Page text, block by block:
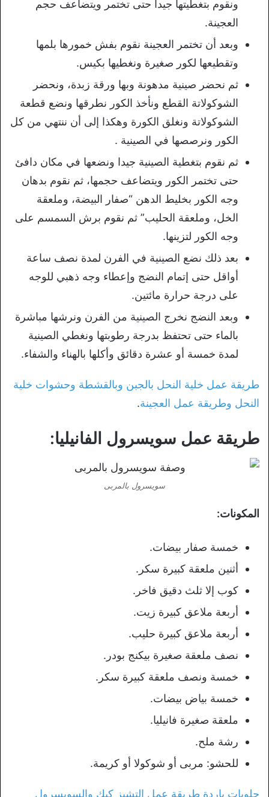
ونقوم بتغطيتها جيدا حتى تختمر ويتضاعف حجم
العجينة.
وبعد أن تختمر العجينة نقوم بفش خمورها بلمها
وتقطيعها لكور صغيرة ونغطيها بكيس.
ثم نحضر صينية مدهونة وبها ورقة زبدة، ونحضر
الشوكولاتة القطع ونأخذ الكور نطرقها ونضع قطعة
الشوكولاتة ونغلق الكورة وهكذا إلى أن ننتهي من كل
الكور ونرصصها في الصينية .
ثم نقوم بتغطية الصينية جيدا ونضعها في مكان دافئ
حتى تختمر الكور ويتضاعف حجمها، ثم نقوم بدهان
وجه الكور بخليط الدهن “صفار البيضة، وملعقة
الخل، وملعقة الحليب” ثم نقوم برش السمسم على
وجه الكور لتزينها.
بعد ذلك نضع الصينية في الفرن لمدة نصف ساعة
أواقل حتى إتمام النضج وإعطاء وجه ذهبي للوجه
على درجة حرارة مائتين.
وبعد النضج نخرج الصينية من الفرن ونرشها مباشرة
بالماء حتى تحتفظ بدرجة رطوبتها ونغطي الصينية
لمدة خمسة أو عشرة دقائق وأكلها بالهناء والشفاء.
طريقة عمل خلية النحل بالجبن وبالقشطة وحشوات خلية
النحل وطريقة عمل العجينة.
طريقة عمل سويسرول الفانيليا:
سويسرول بالمربى
المكونات:
خمسة صفار بيضات.
أثنين ملعقة كبيرة سكر.
كوب إلا ثلث دقيق فاخر.
أربعة ملاعق كبيرة زيت.
أربعة ملاعق كبيرة حليب.
نصف ملعقة صغيرة بيكنج بودر.
خمسة ونصف ملعقة كبيرة سكر.
خمسة بياض بيضات.
ملعقة صغيرة فانيليا.
رشة ملح.
للحشو: مربى أو شوكولا أو كريمة.
حلويات باردة طريقة عمل التشيز كيك والسويسرول